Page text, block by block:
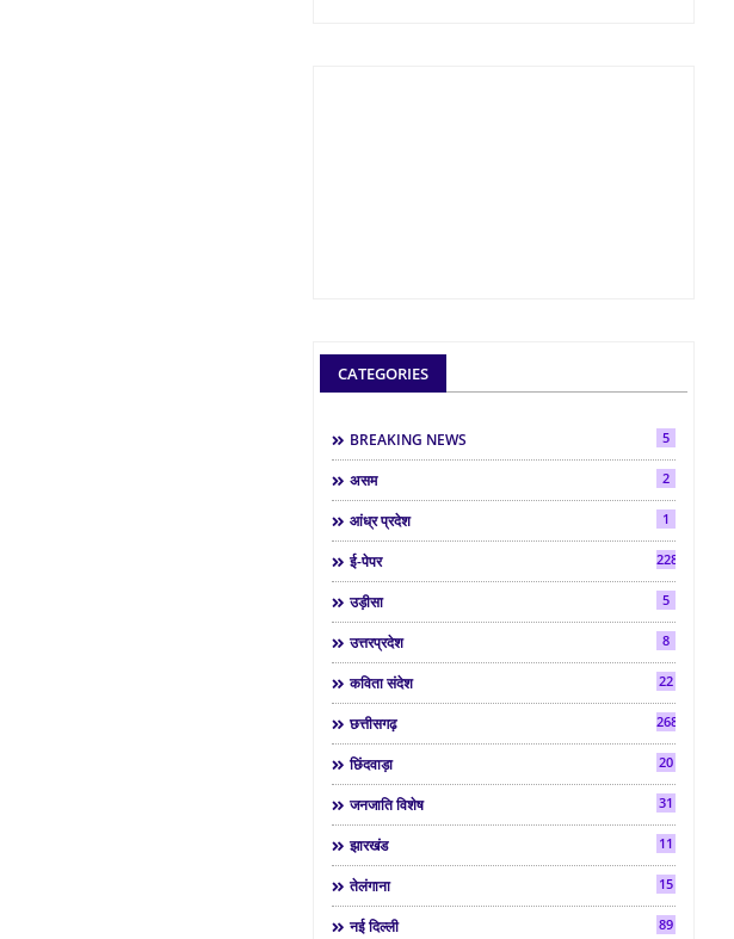
CATEGORIES
BREAKING NEWS 5
असम 2
आंध्र प्रदेश 1
ई-पेपर 2286
उड़ीसा 5
उत्तरप्रदेश 8
कविता संदेश 22
छत्तीसगढ़ 268
छिंदवाड़ा 20
जनजाति विशेष 31
झारखंड 11
तेलंगाना 15
नई दिल्ली 89